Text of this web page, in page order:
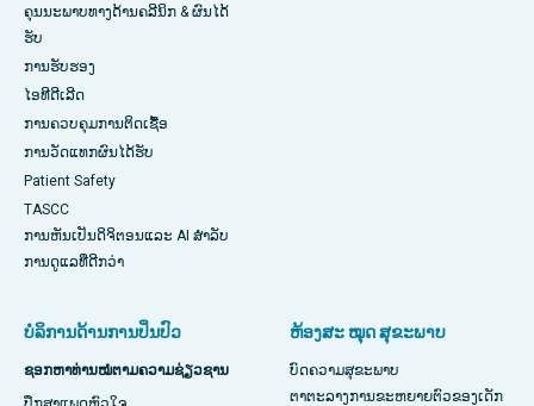
ຄຸນນະພາບທາງດ້ານຄລີນິກ & ຜົນໄດ້
ຮັບ
ການຮັບຮອງ
ໄອທີດີເລີດ
ການ​ຄວບ​ຄຸມ​ການ​ຕິດ​ເຊື້ອ​
ການວັດແທກຜົນໄດ້ຮັບ
Patient Safety
TASCC
ການຫັນເປັນດິຈິຕອນແລະ AI ສໍາລັບ
ການດູແລທີ່ດີກວ່າ
ບໍລິການດ້ານການປິ່ນປົວ
ຊອກຫາທ່ານໝໍຕາມຄວາມຊ່ຽວຊານ
ຫ້ອງສະ ໝຸດ ສຸຂະພາບ
ບົດຄວາມສຸຂະພາບ
ຕາຕະລາງການຂະຫຍາຍຕົວຂອງເດັກ